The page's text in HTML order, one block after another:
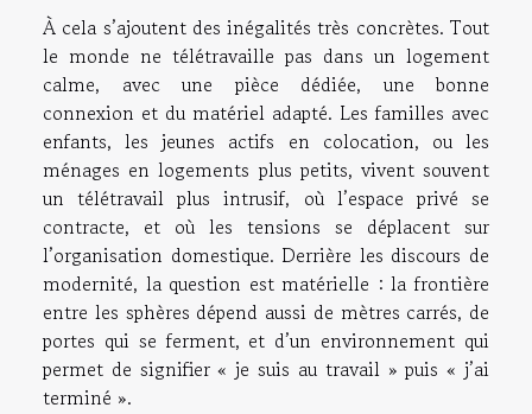
À cela s’ajoutent des inégalités très concrètes. Tout
le monde ne télétravaille pas dans un logement
calme, avec une pièce dédiée, une bonne
connexion et du matériel adapté. Les familles avec
enfants, les jeunes actifs en colocation, ou les
ménages en logements plus petits, vivent souvent
un télétravail plus intrusif, où l’espace privé se
contracte, et où les tensions se déplacent sur
l’organisation domestique. Derrière les discours de
modernité, la question est matérielle : la frontière
entre les sphères dépend aussi de mètres carrés, de
portes qui se ferment, et d’un environnement qui
permet de signifier « je suis au travail » puis « j’ai
terminé ».